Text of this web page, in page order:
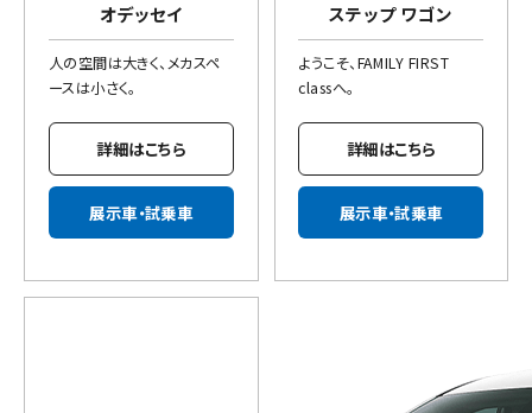
オデッセイ
人の空間は大きく、メカスペ
ースは小さく。
詳細はこちら
展示車・試乗車
ステップ ワゴン
ようこそ、FAMILY FIRST
classへ。
詳細はこちら
展示車・試乗車